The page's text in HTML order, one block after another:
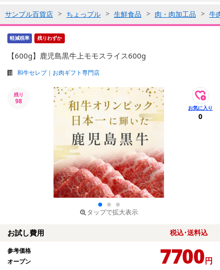
サンプル百貨店 ちょっプル 生鮮食品 肉・肉加工品 牛
軽減税率 残りわずか
【600g】鹿児島黒牛上モモスライス600g
和牛セレブ｜お肉ギフト専門店
残り
98
タップで拡大表示
0
お試し費用 税込･送料込
参考価格
オープン
7700円